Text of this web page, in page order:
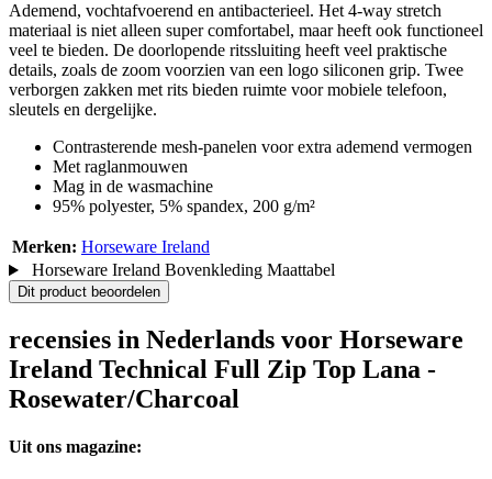
Ademend, vochtafvoerend en antibacterieel. Het 4-way stretch
materiaal is niet alleen super comfortabel, maar heeft ook functioneel
veel te bieden. De doorlopende ritssluiting heeft veel praktische
details, zoals de zoom voorzien van een logo siliconen grip. Twee
verborgen zakken met rits bieden ruimte voor mobiele telefoon,
sleutels en dergelijke.
Contrasterende mesh-panelen voor extra ademend vermogen
Met raglanmouwen
Mag in de wasmachine
95% polyester, 5% spandex, 200 g/m²
Merken: Horseware Ireland
Horseware Ireland Bovenkleding Maattabel
Dit product beoordelen
recensies in Nederlands voor Horseware
Ireland Technical Full Zip Top Lana -
Rosewater/Charcoal
Uit ons magazine: